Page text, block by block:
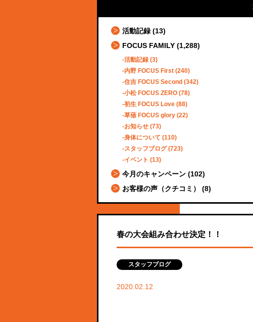
活動記録 (13)
FOCUS FAMILY (1,288)
活動記録 (3)
内野 FOCUS First (240)
住吉 FOCUS Second (342)
小松 FOCUS ZERO (78)
初生 FOCUS Love (88)
草薙 FOCUS glory (22)
お知らせ (73)
身体について (110)
スタッフブログ(723)
イベント (13)
今月のキャンペーン (102)
お客様の声（クチコミ）
(8)
春の大会組み合わせ決定！！
スタッフブログ
2020.02.12